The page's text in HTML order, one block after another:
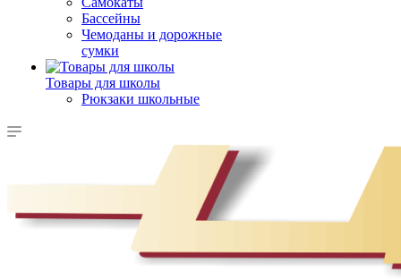
Бассейны
Чемоданы и дорожные
сумки
Товары для школы
Рюкзаки школьные